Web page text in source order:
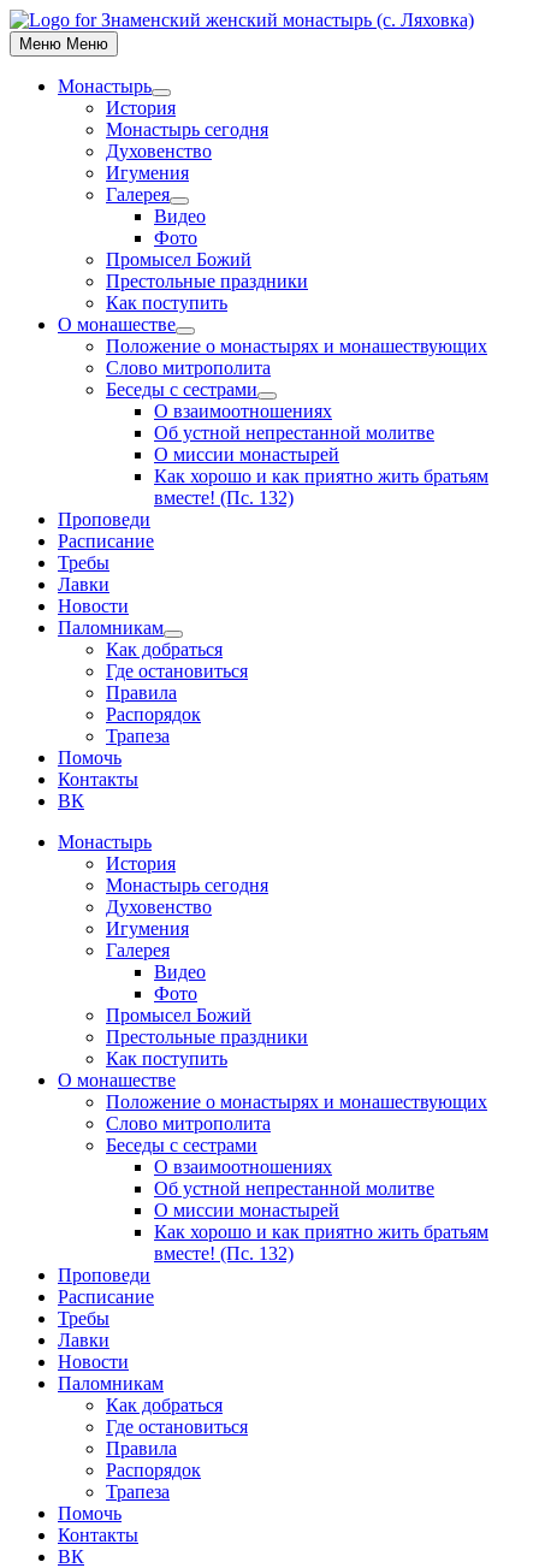
Skip
to
content
Меню Меню
Монастырь
Show
sub
menu
История
Монастырь сегодня
Духовенство
Игумения
Галерея
Show
sub
menu
Видео
Фото
Промысел Божий
Престольные праздники
Как поступить
О монашестве
Show
sub
menu
Положение о монастырях и монашествующих
Слово митрополита
Беседы с сестрами
Show
sub
menu
О взаимоотношениях
Об устной непрестанной молитве
О миссии монастырей
Как хорошо и как приятно жить братьям
вместе! (Пс. 132)
Проповеди
Расписание
Требы
Лавки
Новости
Паломникам
Show
sub
menu
Как добраться
Где остановиться
Правила
Распорядок
Трапеза
Помочь
Контакты
ВК
Монастырь
История
Монастырь сегодня
Духовенство
Игумения
Галерея
Видео
Фото
Промысел Божий
Престольные праздники
Как поступить
О монашестве
Положение о монастырях и монашествующих
Слово митрополита
Беседы с сестрами
О взаимоотношениях
Об устной непрестанной молитве
О миссии монастырей
Как хорошо и как приятно жить братьям
вместе! (Пс. 132)
Проповеди
Расписание
Требы
Лавки
Новости
Паломникам
Как добраться
Где остановиться
Правила
Распорядок
Трапеза
Помочь
Контакты
ВК